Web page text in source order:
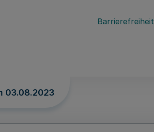
Barrierefreiheit
03.08.2023